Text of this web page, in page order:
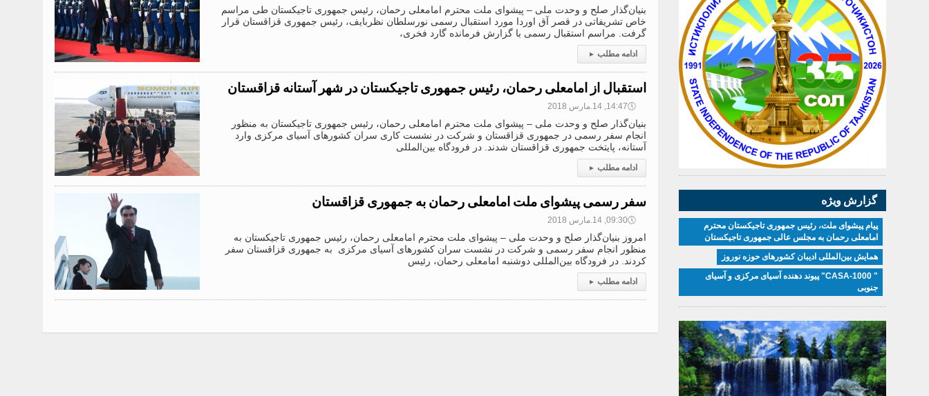
بنیان‌گذار صلح و وحدت ملی – پیشوای ملت محترم امامعلی رحمان، رئیس جمهوری تاجیکستان طی مراسم
خاص تشریفاتی در قصر آق اوردا مورد استقبال رسمی نورسلطان نظربایف، رئیس جمهوری قزاقستان قرار
گرفت. مراسم استقبال رسمی با گزارش فرمانده گارد فخری،
ادامه مطلب ▸
استقبال از امامعلی رحمان، رئیس جمهوری تاجیکستان در شهر آستانه قزاقستان
🕔14:47, 14.مارس 2018
بنیان‌گذار صلح و وحدت ملی – پیشوای ملت محترم امامعلی رحمان، رئیس جمهوری تاجیکستان به منظور
انجام سفر رسمی در جمهوری قزاقستان و شرکت در نشست کاری سران کشورهای آسیای مرکزی وارد
آستانه، پایتخت جمهوری قزاقستان شدند. در فرودگاه بین‌المللی
ادامه مطلب ▸
سفر رسمی پیشوای ملت امامعلی رحمان به جمهوری قزاقستان
🕔09:30, 14.مارس 2018
امروز بنیان‌گذار صلح و وحدت ملی – پیشوای ملت محترم امامعلی رحمان، رئیس جمهوری تاجیکستان به
منظور انجام سفر رسمی و شرکت در نشست سران کشورهای آسیای مرکزی به جمهوری قزاقستان سفر
کردند. در فرودگاه بین‌المللی دوشنبه امامعلی رحمان، رئیس
ادامه مطلب ▸
گزارش ویژه
پیام پیشوای ملت، رئیس جمهوری تاجیکستان محترم
امامعلی رحمان به مجلس عالی جمهوری تاجیکستان
همایش بین‌المللی ادیبان کشور‌های حوزه نوروز
" CASA-1000" پیوند دهنده آسیای مرکزی و آسیای
جنوبی